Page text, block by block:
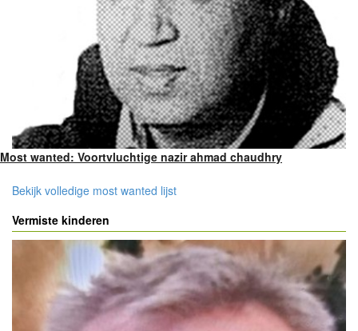
Most wanted: Voortvluchtige nazir ahmad chaudhry
Bekijk volledige most wanted lijst
Vermiste kinderen